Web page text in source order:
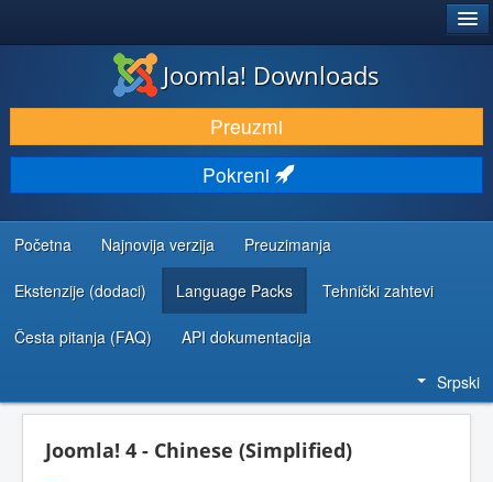
PREUZIMANJE I PROŠIRENJA (EKSTENZIJE)
OTKRIJTE I NAUČITE
ZAJEDNICA I PODRŠKA
RESURSI ZA RAZVOJ
Joomla! Downloads
Preuzmi
Pokreni
Početna Najnovija verzija Preuzimanja
Ekstenzije (dodaci) Language Packs Tehnički zahtevi
Česta pitanja (FAQ) API dokumentacija
Srpski
Joomla! 4 - Chinese (Simplified)